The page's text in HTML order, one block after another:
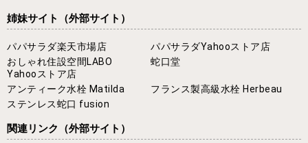
姉妹サイト （外部サイト）
パパサラダ楽天市場店
パパサラダYahooストア店
おしゃれ住設空間LABO
Yahooストア店
蛇口堂
アンティーク水栓 Matilda
フランス製高級水栓 Herbeau
ステンレス蛇口 fusion
関連リンク （外部サイト）